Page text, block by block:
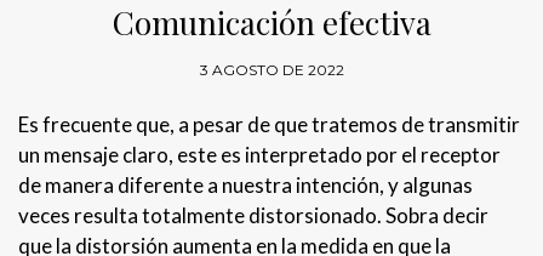
Comunicación efectiva
3 AGOSTO DE 2022
Es frecuente que, a pesar de que tratemos de transmitir
un mensaje claro, este es interpretado por el receptor
de manera diferente a nuestra intención, y algunas
veces resulta totalmente distorsionado. Sobra decir
que la distorsión aumenta en la medida en que la